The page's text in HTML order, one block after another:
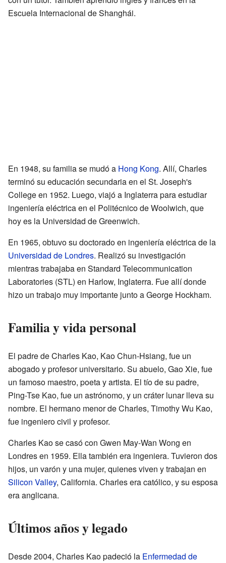
Escuela Internacional de Shanghái.
En 1948, su familia se mudó a Hong Kong. Allí, Charles
terminó su educación secundaria en el St. Joseph's
College en 1952. Luego, viajó a Inglaterra para estudiar
ingeniería eléctrica en el Politécnico de Woolwich, que
hoy es la Universidad de Greenwich.
En 1965, obtuvo su doctorado en ingeniería eléctrica de la
Universidad de Londres. Realizó su investigación
mientras trabajaba en Standard Telecommunication
Laboratories (STL) en Harlow, Inglaterra. Fue allí donde
hizo un trabajo muy importante junto a George Hockham.
Familia y vida personal
El padre de Charles Kao, Kao Chun-Hsiang, fue un
abogado y profesor universitario. Su abuelo, Gao Xie, fue
un famoso maestro, poeta y artista. El tío de su padre,
Ping-Tse Kao, fue un astrónomo, y un cráter lunar lleva su
nombre. El hermano menor de Charles, Timothy Wu Kao,
fue ingeniero civil y profesor.
Charles Kao se casó con Gwen May-Wan Wong en
Londres en 1959. Ella también era ingeniera. Tuvieron dos
hijos, un varón y una mujer, quienes viven y trabajan en
Silicon Valley, California. Charles era católico, y su esposa
era anglicana.
Últimos años y legado
Desde 2004, Charles Kao padeció la Enfermedad de